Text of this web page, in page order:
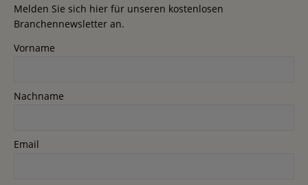
Melden Sie sich hier für unseren kostenlosen
Branchennewsletter an.
Vorname
Nachname
Email